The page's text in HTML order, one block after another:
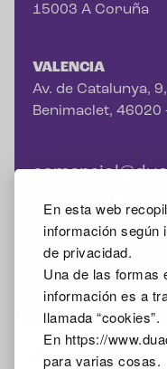
En esta web
información según
de privacidad.
Una de las formas
información es a
llamada “cookies”.
En https://
para varias cosas.
15003 A Coruña
VALENCIA
Av. de Catalunya,
Benimaclet, 46020
+34 981 065 089
Facebook Instagram
2026